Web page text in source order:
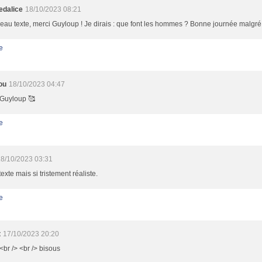
18/10/2023 08:21
texte, merci Guyloup ! Je dirais : que font les hommes ? Bonne journée
18/10/2023 04:47
🥰
10/2023 03:31
mais si tristement réaliste.
17/10/2023 20:20
/> <br /> bisous